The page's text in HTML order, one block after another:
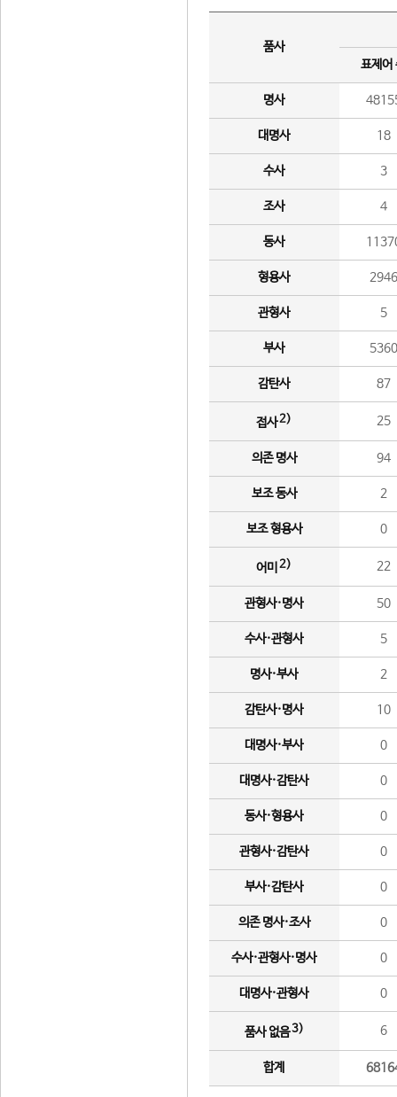
품사
표제어
명사
대명사 18
수사 3
조사 4
동사
형용사 2946
관형사 5
부사 5360
감탄사 87
접사2) 25
의존 명사 94
보조 동사 2
보조 형용사 0
어미 2) 22
관형사·명사 50
수사·관형사 5
명사·부사 2
감탄사·명사 10
대명사·부사 0
대명사·감탄사 0
동사·형용사 0
관형사·감탄사 0
부사·감탄사 0
의존 명사·조사 0
수사·관형사·명사 0
대명사·관형사 0
품사 없음3) 6
합계